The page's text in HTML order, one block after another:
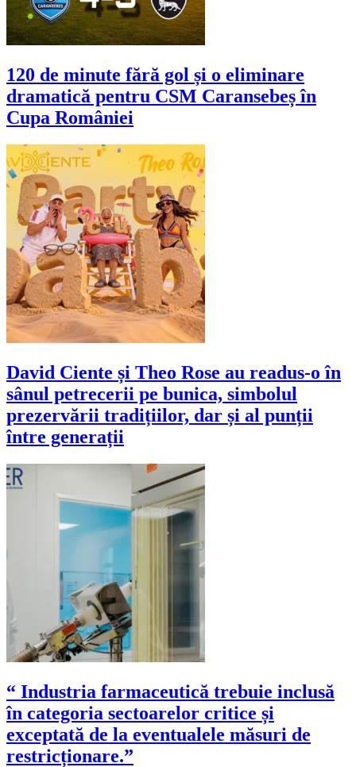
120 de minute fără gol și o eliminare
dramatică pentru CSM Caransebeș în
Cupa României
David Ciente și Theo Rose au readus-o în
sânul petrecerii pe bunica, simbolul
prezervării tradițiilor, dar și al punții
între generații
“ Industria farmaceutică trebuie inclusă
în categoria sectoarelor critice și
exceptată de la eventualele măsuri de
restricționare.”